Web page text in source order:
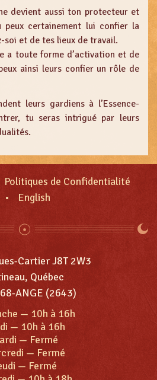
devient aussi ton protecteur et
peux certainement lui confier la
et de tes lieux de travail.
a toute forme d’activation et de
ainsi leurs confier un rôle de
leurs gardiens à l’Essence-
tu seras intrigué par leurs
Politiques de Confidentialité
English
Cartier J8T 2W3
Québec
ANGE (2643)
— 10h à 16h
— 10h à 16h
— Fermé
— Fermé
— Fermé